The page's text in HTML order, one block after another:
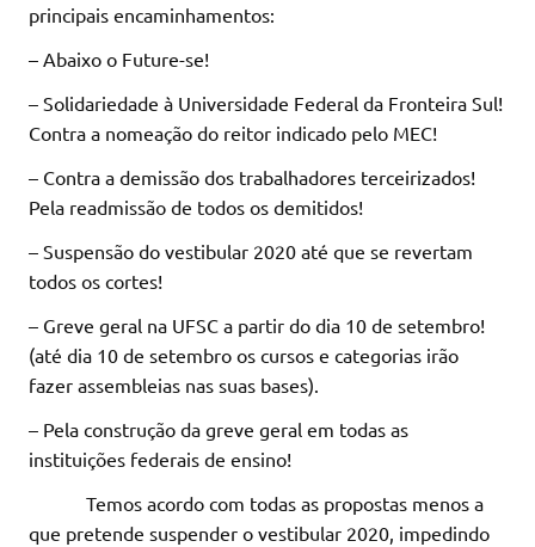
principais encaminhamentos:
– Abaixo o Future-se!
– Solidariedade à Universidade Federal da Fronteira Sul!
Contra a nomeação do reitor indicado pelo MEC!
– Contra a demissão dos trabalhadores terceirizados!
Pela readmissão de todos os demitidos!
– Suspensão do vestibular 2020 até que se revertam
todos os cortes!
– Greve geral na UFSC a partir do dia 10 de setembro!
(até dia 10 de setembro os cursos e categorias irão
fazer assembleias nas suas bases).
– Pela construção da greve geral em todas as
instituições federais de ensino!
Temos acordo com todas as propostas menos a
que pretende suspender o vestibular 2020, impedindo